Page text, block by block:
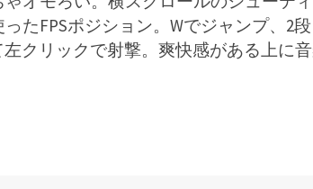
ったFPSポジション。Wでジャンプ、2
クリックで射撃。爽快感がある上に